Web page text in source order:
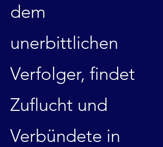
dem
unerbittlichen
Verfolger, findet
Zuflucht und
Verbündete in